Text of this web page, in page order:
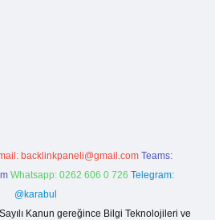
backlinkpaneli@gmail.com Teams:
Whatsapp: 0262 606 0 726 Telegram:
@karabul
Kanun gereğince Bilgi Teknolojileri ve